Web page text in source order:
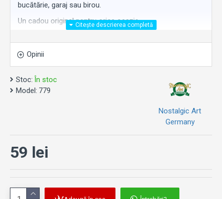
bucătărie, garaj sau birou.
Un cadou original pentru orice ocazie.
Opinii
Stoc: În stoc
Model: 779
Nostalgic Art
Germany
59 lei